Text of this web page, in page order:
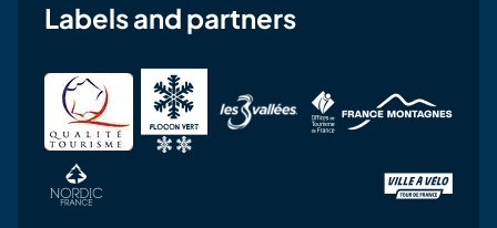
Labels and partners